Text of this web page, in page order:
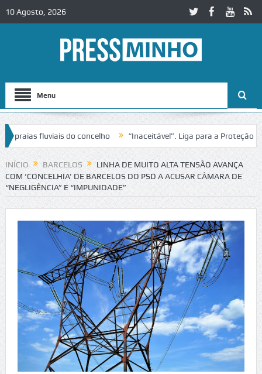
10 Agosto, 2026
Menu
fluviais do concelho “Inaceitável”. Liga para a Proteção da
trânsito no IC2 em Alcobaça Igreja do Castelo de Cerveira
INÍCIO BARCELOS
LINHA DE MUITO ALTA TENSÃO AVANÇA
COM ‘CONCELHIA’ DE BARCELOS DO PSD A ACUSAR CÂMARA DE
“NEGLIGÊNCIA” E “IMPUNIDADE”